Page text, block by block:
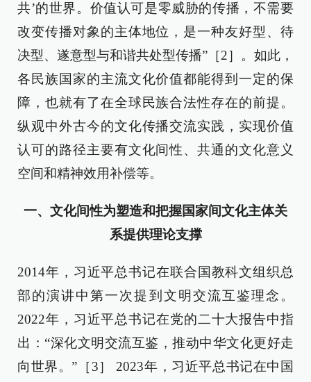
共’的世界。价值认可是零威胁的传播，不需要
改变传播对象的主体地位，是一种友好型、待
决型、遂意型与和谐共处型传播”［2］。如此，
各民族国家的主流文化价值都能得到一定的保
障，也就有了在全球民族合法性存在的前提。
纵观中外古今的文化传播交流实践，实现价值
认可的路径主要有文化间性、共通的文化意义
空间和精神效用补偿等。
一、文化间性为塑造和把握国家间文化主体关
系提供理论支撑
2014年，习近平总书记在联合国教科文组织总
部的演讲中第一次提到文明交流互鉴理念。
2022年，习近平总书记在党的二十大报告中指
出：“深化文明交流互鉴，推动中华文化更好走
向世界。”［3］ 2023年，习近平总书记在中国